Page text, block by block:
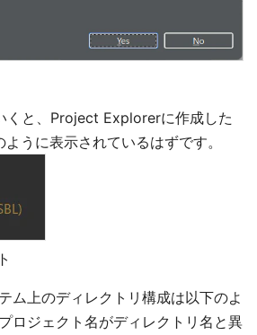
くと、Project Explorerに作成した
うに表示されているはずです。
ム上のディレクトリ構成は以下のよ
ロジェクト名がディレクトリ名と異